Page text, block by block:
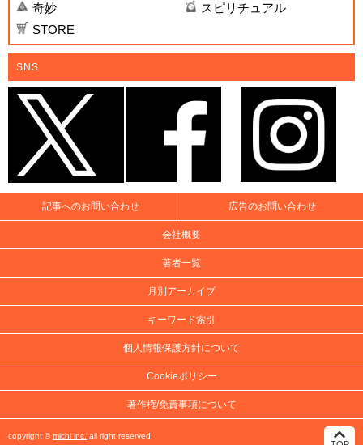
奇妙
スピリチュアル
STORE
SNS
記事へのお問い合わせ 広告のお問い合わせ
会社概要
著者一覧
月別アーカイブ
キーワード索引
個人情報保護方針について
Cookieポリシー
著作権/免責事項について
copyright ©michi inc. all right reserved.